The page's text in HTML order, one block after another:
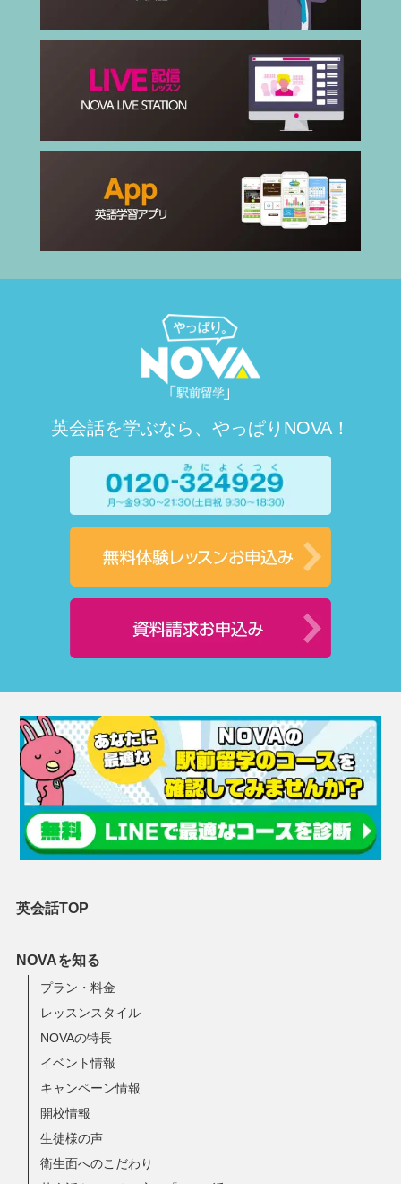
英会話を学ぶなら、やっぱりNOVA！
英会話TOP
NOVAを知る
プラン・料金
レッスンスタイル
NOVAの特長
イベント情報
キャンペーン情報
開校情報
生徒様の声
衛生面へのこだわり